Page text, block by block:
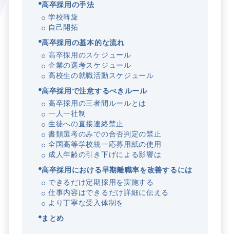
高卒採用の手法
学校斡旋
自己開拓
高卒採用の基本的な流れ
高卒採用のスケジュール
企業の選考スケジュール
高校生の就職活動スケジュール
高卒採用で注意するべきルール
高卒採用の三者間ルールとは
一人一社制
生徒への直接連絡禁止
書類選考のみでの合否判定の禁止
全国高等学校統一応募用紙の使用
成人年齢の引き下げによる影響は
高卒採用における早期離職率を改善するには
できるだけ定期採用を実施する
仕事内容はできるだけ詳細に伝える
より丁寧な受入体制を
まとめ